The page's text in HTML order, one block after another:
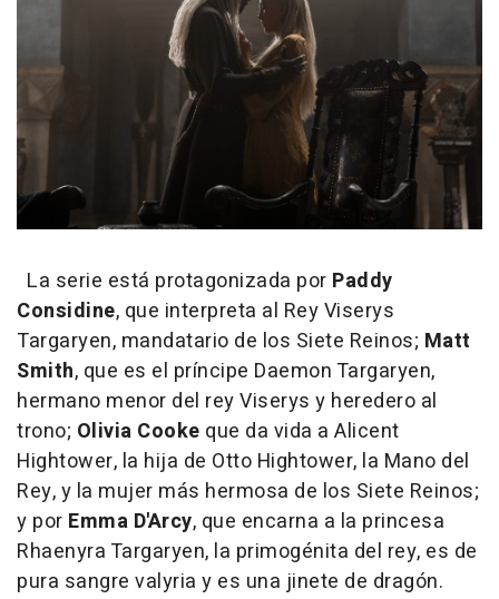
La serie está protagonizada por Paddy
Considine, que interpreta al Rey Viserys
Targaryen, mandatario de los Siete Reinos; Matt
Smith, que es el príncipe Daemon Targaryen,
hermano menor del rey Viserys y heredero al
trono; Olivia Cooke que da vida a Alicent
Hightower, la hija de Otto Hightower, la Mano del
Rey, y la mujer más hermosa de los Siete Reinos;
y por Emma D'Arcy, que encarna a la princesa
Rhaenyra Targaryen, la primogénita del rey, es de
pura sangre valyria y es una jinete de dragón.